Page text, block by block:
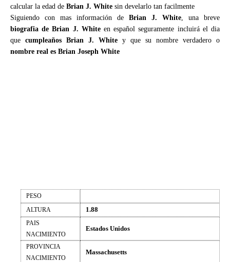
calcular la edad de Brian J. White sin develarlo tan facilmente
Siguiendo con mas información de Brian J. White, una breve
biografia de Brian J. Whiteen español seguramente incluirá el dia
que cumpleaños Brian J. White y que su nombre verdadero o
nombre real es Brian Joseph White
PESO
ALTURA
1.88
PAIS
NACIMIENTO
Estados Unidos
PROVINCIA
NACIMIENTO
Massachusetts